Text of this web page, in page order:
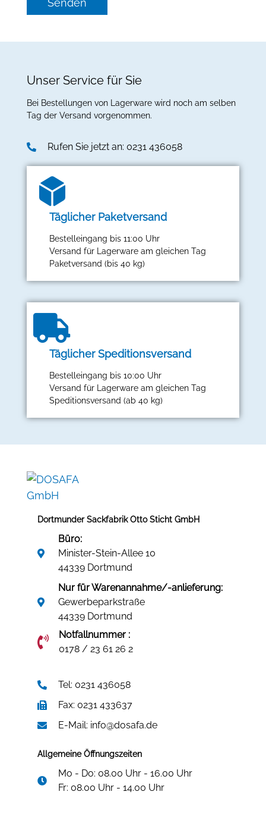
Senden
Unser Service für Sie
Bei Bestellungen von Lagerware wird noch am selben
Tag der Versand vorgenommen.
Rufen Sie jetzt an: 0231 436058
Täglicher Paketversand
Bestelleingang bis 11:00 Uhr
Versand für Lagerware am gleichen Tag
Paketversand (bis 40 kg)
Täglicher Speditionsversand
Bestelleingang bis 10:00 Uhr
Versand für Lagerware am gleichen Tag
Speditionsversand (ab 40 kg)
Dortmunder Sackfabrik Otto Sticht GmbH
Büro:
Minister-Stein-Allee 10
44339 Dortmund
Nur für Warenannahme/-anlieferung:
Gewerbeparkstraße
44339 Dortmund
Notfallnummer :
0178 / 23 61 26 2
Tel: 0231 436058
Fax: 0231 433637
E-Mail: info@dosafa.de
Allgemeine Öffnungszeiten
Mo - Do: 08.00 Uhr - 16.00 Uhr
Fr: 08.00 Uhr - 14.00 Uhr